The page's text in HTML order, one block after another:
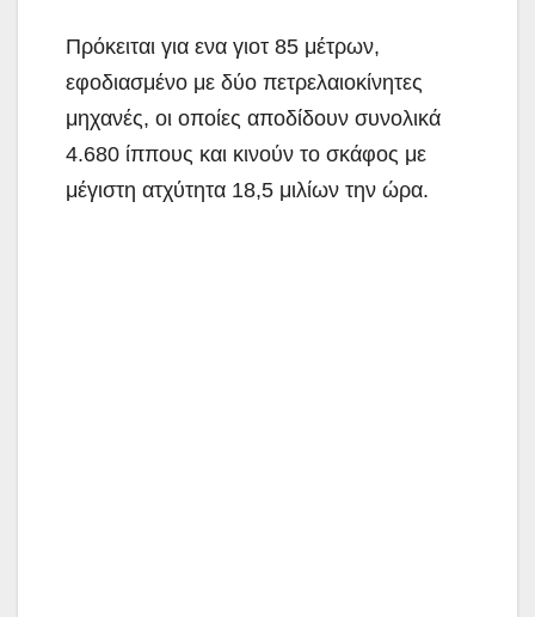
Πρόκειται για ενα γιοτ 85 μέτρων,
εφοδιασμένο με δύο πετρελαιοκίνητες
μηχανές, οι οποίες αποδίδουν συνολικά
4.680 ίππους και κινούν το σκάφος με
μέγιστη ατχύτητα 18,5 μιλίων την ώρα.